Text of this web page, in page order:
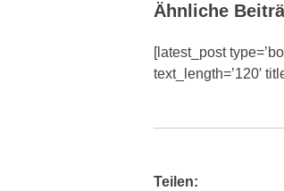
Ähnliche
[latest_post
text_length=’120′
Teilen: